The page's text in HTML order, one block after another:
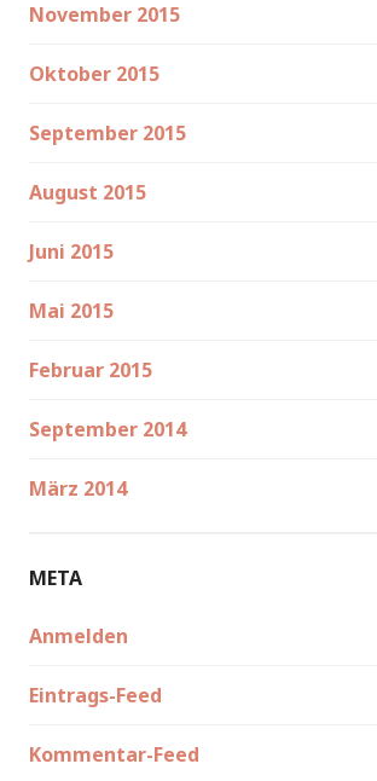
November 2015
Oktober 2015
September 2015
August 2015
Juni 2015
Mai 2015
Februar 2015
September 2014
März 2014
META
Anmelden
Eintrags-Feed
Kommentar-Feed